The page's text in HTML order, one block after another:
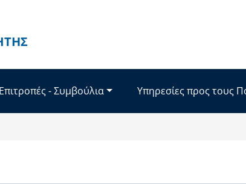
Επιτροπές - Συμβούλια Υπηρεσίες προς τους